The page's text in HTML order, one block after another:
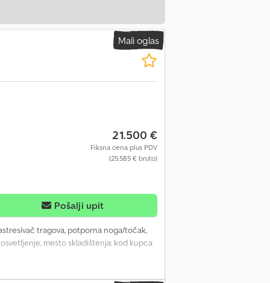
Mali oglas
21.500 €
Fiksna cena plus PDV
(25.585 € bruto)
Pošalji upit
tragova, potporna noga/točak,
mesto skladištenja: kod kupca